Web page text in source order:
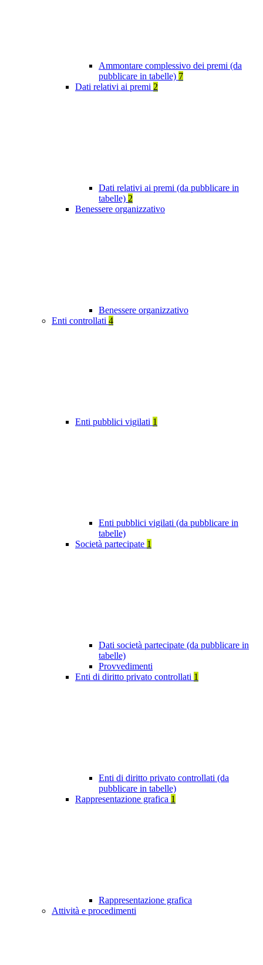
Ammontare complessivo dei premi (da
pubblicare in tabelle) 7
Dati relativi ai premi 2
Dati relativi ai premi (da pubblicare in
tabelle) 2
Benessere organizzativo
Benessere organizzativo
Enti controllati 4
Enti pubblici vigilati 1
Enti pubblici vigilati (da pubblicare in
tabelle)
Società partecipate 1
Dati società partecipate (da pubblicare in
tabelle)
Provvedimenti
Enti di diritto privato controllati 1
Enti di diritto privato controllati (da
pubblicare in tabelle)
Rappresentazione grafica 1
Rappresentazione grafica
Attività e procedimenti